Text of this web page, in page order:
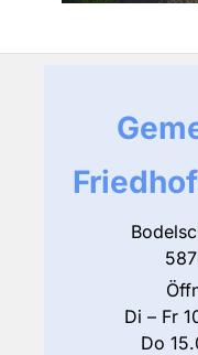
Di – Fr
Do